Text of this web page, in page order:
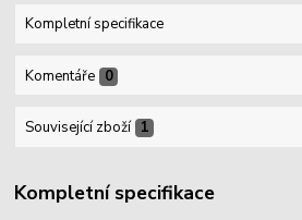
Kompletní specifikace
Komentáře 0
Související zboží 1
Kompletní specifikace